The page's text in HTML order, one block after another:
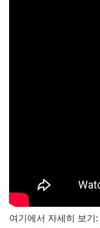
여기에서 자세히 보기: